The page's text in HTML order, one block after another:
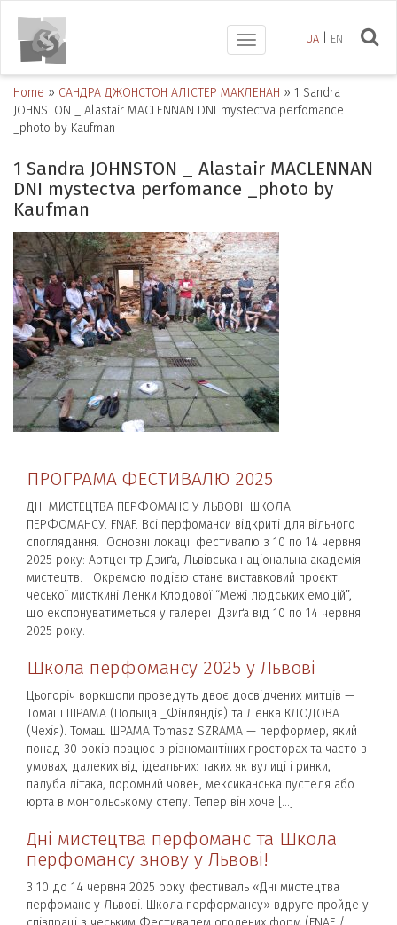
UA EN
Toggle
navigation
Home » САНДРА ДЖОНСТОН АЛІСТЕР МАКЛЕНАН » 1 Sandra
JOHNSTON _ Alastair MACLENNAN DNI mystectva perfomance
_photo by Kaufman
1 Sandra JOHNSTON _ Alastair MACLENNAN
DNI mystectva perfomance _photo by
Kaufman
ПРОГРАМА ФЕСТИВАЛЮ 2025
ДНІ МИСТЕЦТВА ПЕРФОМАНС У ЛЬВОВІ. ШКОЛА
ПЕРФОМАНСУ. FNAF. Всі перфоманси відкриті для вільного
споглядання. Основні локації фестивалю з 10 по 14 червня
2025 року: Артцентр Дзиґа, Львівська національна академія
мистецтв. Окремою подією стане виставковий проєкт
чеської мисткині Ленки Клодової “Межі людських емоцій”,
що експонуватиметься у галереї Дзиґа від 10 по 14 червня
2025 року.
Школа перфомансу 2025 у Львові
Цьогоріч воркшопи проведуть двоє досвідчених митців —
Томаш ШРАМА (Польща _Фінляндія) та Ленка КЛОДОВА
(Чехія). Томаш ШРАМА Tomasz SZRAMA — перформер, який
понад 30 років працює в різномантіних просторах та часто в
умовах, далеких від ідеальних: таких як вулиці і ринки,
палуба літака, поромний човен, мексиканська пустеля або
юрта в монгольському степу. Тепер він хоче […]
Дні мистецтва перфоманс та Школа
перфомансу знову у Львові!
З 10 до 14 червня 2025 року фестиваль «Дні мистецтва
перфоманс у Львові. Школа перформансу» вдруге пройде у